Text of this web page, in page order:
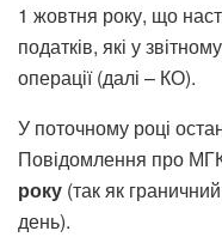
1 жовтня року, що
податків, які у
операції (далі – КО).
У поточному році
Повідомлення про
року (так як
день).